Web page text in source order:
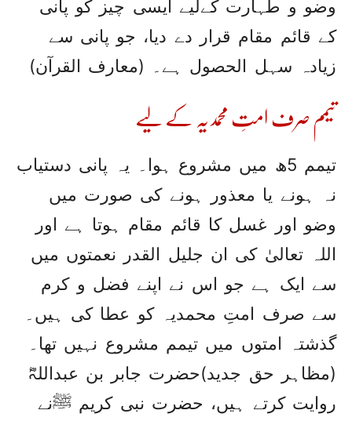
وضو و طہارت کےلیے ایسی چیز کو پانی
کے قائم مقام قرار دے دیا، جو پانی سے
زیادہ سہل الحصول ہے۔ (معارف القرآن)
تیمم صرف امتِ محمدیہ کے لیے
تیمم 5ھ میں مشروع ہوا۔ یہ پانی دستیاب
نہ ہونے یا معذور ہونے کی صورت میں
وضو اور غسل کا قائم مقام ہوتا ہے اور
اللہ تعالیٰ کی ان جلیل القدر نعمتوں میں
سے ایک ہے جو اس نے اپنے فضل و کرم
سے صرف امتِ محمدیہ کو عطا کی ہیں۔
گذشتہ امتوں میں تیمم مشروع نہیں تھا۔
(مظاہر حق جدید)حضرت جابر بن عبداللہؓ
روایت کرتے ہیں، حضرت نبی کریم ﷺنے